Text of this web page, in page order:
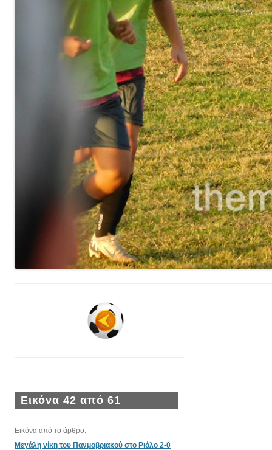
Εικόνα 42 από 61
Εικόνα από το άρθρο:
Μεγάλη νίκη του Πανμοβριακού στο Ριόλο 2-0